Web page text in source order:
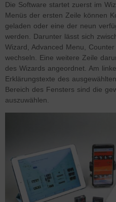
Die Software startet zuerst im
Menüs der ersten Zeile können
geladen oder eine der neun
werden. Darunter lässt sich
Wizard, Advanced Menu,
wechseln. Eine weitere Zeile
des Wizards angeordnet. Am
Erklärungstexte des
Bereich des Fensters sind die
auszuwählen.